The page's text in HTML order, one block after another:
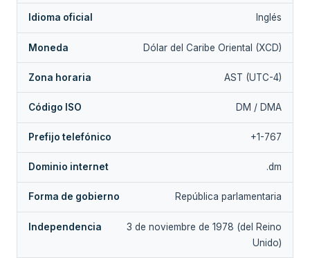
Idioma oficial Inglés
Moneda Dólar del Caribe Oriental (XCD)
Zona horaria AST (UTC-4)
Código ISO DM / DMA
Prefijo telefónico +1-767
Dominio internet .dm
Forma de gobierno República parlamentaria
Independencia
3 de noviembre de 1978 (del Reino
Unido)